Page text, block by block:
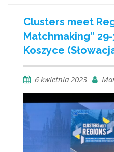
Clusters meet
Matchmaking”
Koszyce
6 kwietnia 2023